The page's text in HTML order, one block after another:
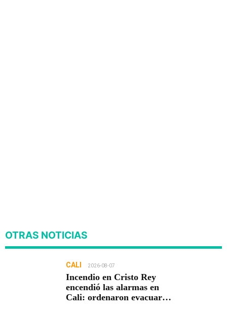
OTRAS NOTICIAS
CALI 2026-08-07
Incendio en Cristo Rey
encendió las alarmas en
Cali: ordenaron evacuar